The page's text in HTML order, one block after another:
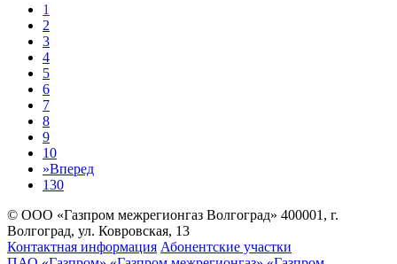
1
2
3
4
5
6
7
8
9
10
»Вперед
130
© ООО «Газпром межрегионгаз Волгоград» 400001, г.
Волгоград, ул. Ковровская, 13
Контактная информация Абонентские участки